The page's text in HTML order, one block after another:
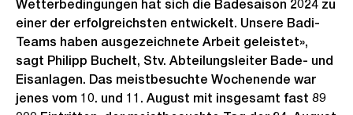
Wetterbedingungen hat sich die Badesaison 2024 zu
einer der erfolgreichsten entwickelt. Unsere Badi-
Teams haben ausgezeichnete Arbeit geleistet»,
sagt Philipp Buchelt, Stv. Abteilungsleiter Bade- und
Eisanlagen. Das meistbesuchte Wochenende war
jenes vom 10. und 11. August mit insgesamt fast 89